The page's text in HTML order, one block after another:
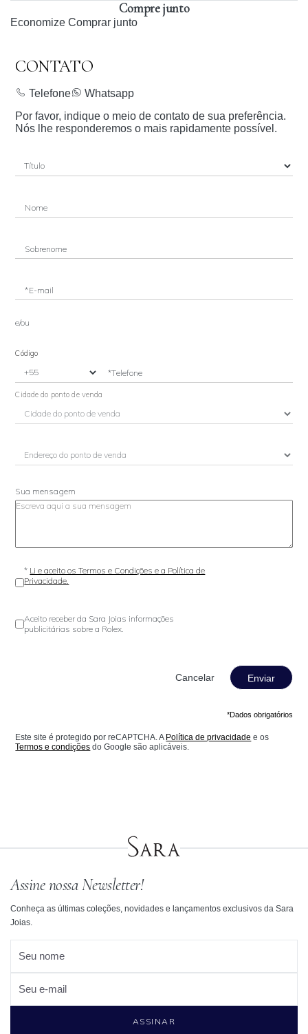
Compre junto
Economize Comprar junto
CONTATO
Telefone
Whatsapp
Por favor, indique o meio de contato de sua preferência.
Nós lhe responderemos o mais rapidamente possível.
Nome
Sobrenome
*E-mail
e/ou
Código
*Telefone
Cidade do ponto de venda
Sua mensagem
* Li e aceito os Termos e Condições e a Política de
Privacidade.
Aceito receber da Sara Joias informações
publicitárias sobre a Rolex.
Enviar
*Dados obrigatórios
Este site é protegido por reCAPTCHA. A Política de privacidade e os
Termos e condições do Google são aplicáveis.
Assine nossa Newsletter!
Conheça as últimas coleções, novidades e lançamentos exclusivos da Sara
Joias.
Seu nome
Seu e-mail
ASSINAR